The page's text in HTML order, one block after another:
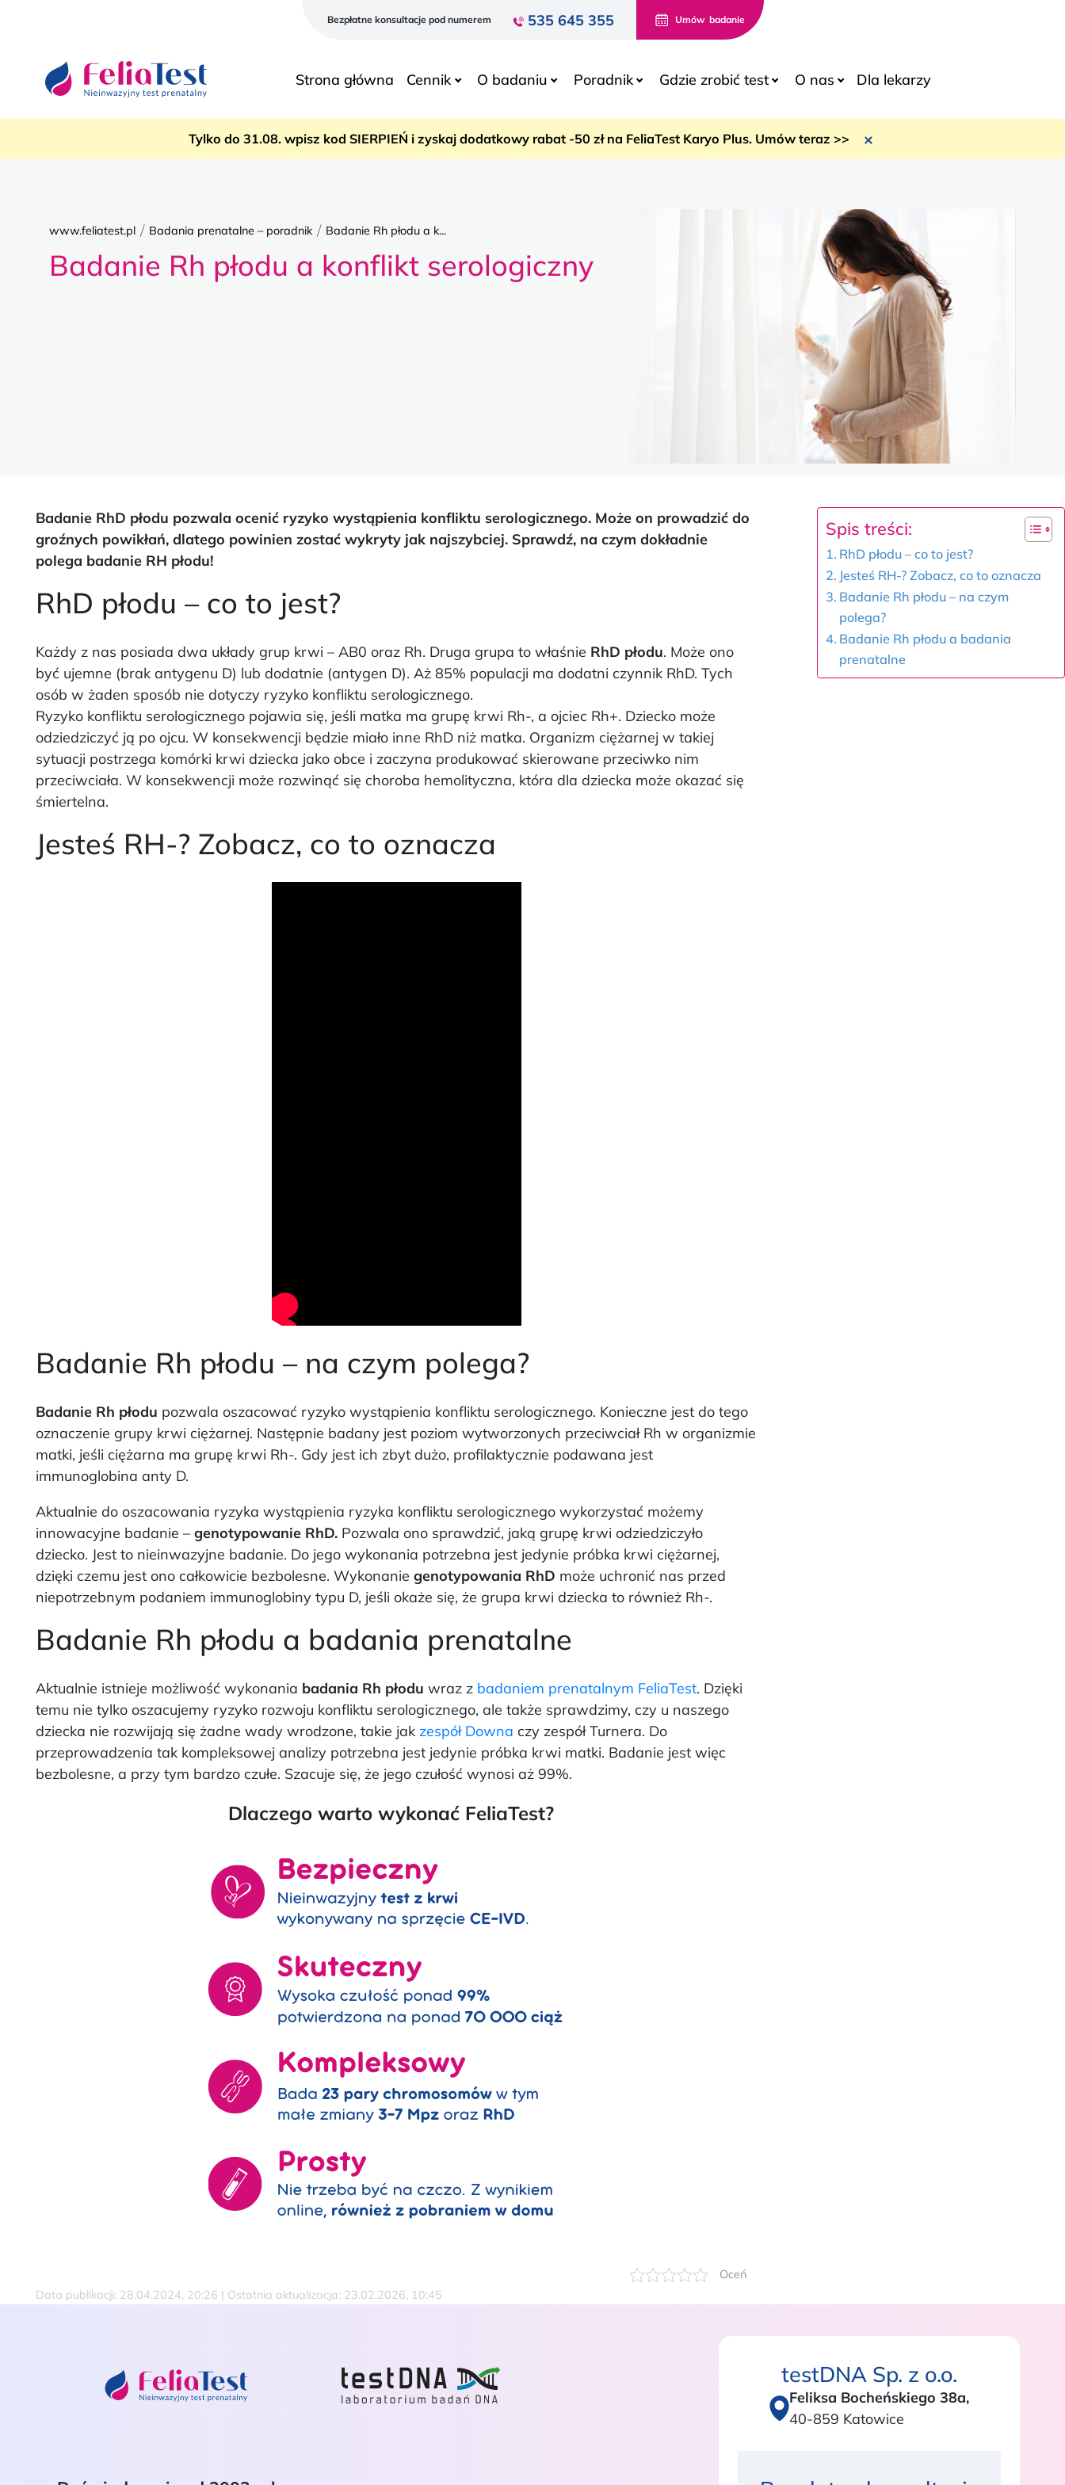
Bezpłatne konsultacje pod numerem 535 645 355 Umów badanie
Strona główna Cennik O badaniu Poradnik Gdzie zrobić test O nas Dla lekarzy
Tylko do 31.08. wpisz kod SIERPIEŃ i zyskaj dodatkowy rabat -50 zł na FeliaTest Karyo Plus. Umów teraz >>
www.feliatest.pl / Badania prenatalne – poradnik / Badanie Rh płodu a k...
Badanie Rh płodu a konflikt serologiczny
Badanie RhD płodu pozwala ocenić ryzyko wystąpienia konfliktu serologicznego. Może on prowadzić do
groźnych powikłań, dlatego powinien zostać wykryty jak najszybciej. Sprawdź, na czym dokładnie
polega badanie RH płodu!
RhD płodu – co to jest?
Każdy z nas posiada dwa układy grup krwi – AB0 oraz Rh. Druga grupa to właśnie RhD płodu. Może ono
być ujemne (brak antygenu D) lub dodatnie (antygen D). Aż 85% populacji ma dodatni czynnik RhD. Tych
osób w żaden sposób nie dotyczy ryzyko konfliktu serologicznego.
Ryzyko konfliktu serologicznego pojawia się, jeśli matka ma grupę krwi Rh-, a ojciec Rh+. Dziecko może
odziedziczyć ją po ojcu. W konsekwencji będzie miało inne RhD niż matka. Organizm ciężarnej w takiej
sytuacji postrzega komórki krwi dziecka jako obce i zaczyna produkować skierowane przeciwko nim
przeciwciała. W konsekwencji może rozwinąć się choroba hemolityczna, która dla dziecka może okazać się
śmiertelna.
Jesteś RH-? Zobacz, co to oznacza
Badanie Rh płodu – na czym polega?
Badanie Rh płodu pozwala oszacować ryzyko wystąpienia konfliktu serologicznego. Konieczne jest do tego
oznaczenie grupy krwi ciężarnej. Następnie badany jest poziom wytworzonych przeciwciał Rh w organizmie
matki, jeśli ciężarna ma grupę krwi Rh-. Gdy jest ich zbyt dużo, profilaktycznie podawana jest
immunoglobina anty D.
Aktualnie do oszacowania ryzyka wystąpienia ryzyka konfliktu serologicznego wykorzystać możemy
innowacyjne badanie – genotypowanie RhD. Pozwala ono sprawdzić, jaką grupę krwi odziedziczyło
dziecko. Jest to nieinwazyjne badanie. Do jego wykonania potrzebna jest jedynie próbka krwi ciężarnej,
dzięki czemu jest ono całkowicie bezbolesne. Wykonanie genotypowania RhD może uchronić nas przed
niepotrzebnym podaniem immunoglobiny typu D, jeśli okaże się, że grupa krwi dziecka to również Rh-.
Badanie Rh płodu a badania prenatalne
Aktualnie istnieje możliwość wykonania badania Rh płodu wraz z badaniem prenatalnym FeliaTest. Dzięki
temu nie tylko oszacujemy ryzyko rozwoju konfliktu serologicznego, ale także sprawdzimy, czy u naszego
dziecka nie rozwijają się żadne wady wrodzone, takie jak zespół Downa czy zespół Turnera. Do
przeprowadzenia tak kompleksowej analizy potrzebna jest jedynie próbka krwi matki. Badanie jest więc
bezbolesne, a przy tym bardzo czułe. Szacuje się, że jego czułość wynosi aż 99%.
Dlaczego warto wykonać FeliaTest?
Oceń
Data publikacji: 28.04.2024, 20:26 | Ostatnia aktualizacja: 23.02.2026, 10:45
Spis treści:
RhD płodu – co to jest?
Jesteś RH-? Zobacz, co to oznacza
Badanie Rh płodu – na czym
polega?
Badanie Rh płodu a badania
prenatalne
testDNA Sp. z o.o.
Feliksa Bocheńskiego 38a,
40-859 Katowice